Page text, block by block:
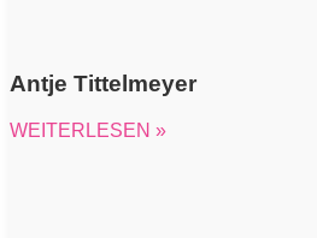
Antje Tittelmeyer
WEITERLESEN »